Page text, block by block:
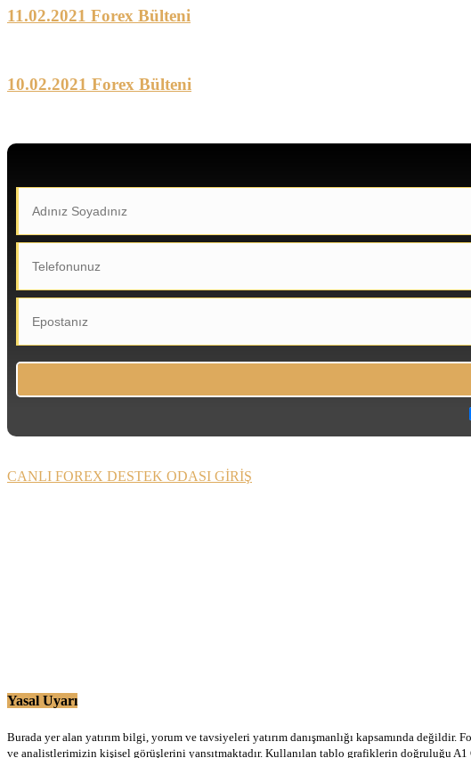
11.02.2021 Forex Bülteni
10.02.2021 Forex Bülteni
CANLI FOREX DESTEK ODASI GİRİŞ
Yasal Uyarı
Burada yer alan yatırım bilgi, yorum ve tavsiyeleri yatırım danışmanlığı kapsamında
ve analistlerimizin kişisel görüşlerini yansıtmaktadır. Kullanılan tablo grafiklerin doğruluğu